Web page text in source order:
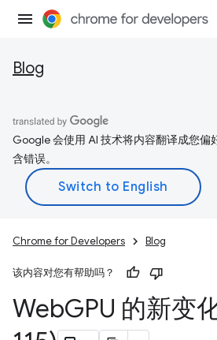
Blog
Google 会使用 AI 技术将内容翻译成您偏
含错误。
Chrome for Developers Blog
该内容对您有帮助吗？
WebGPU 的新变